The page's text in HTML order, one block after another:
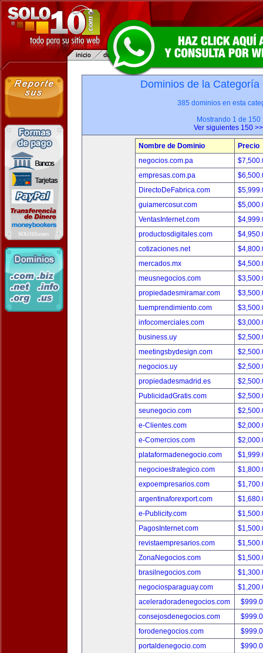
Dominios de la
385 dominios en esta
Mostrando 1 de 150
Ver siguientes 150 >>
Nombre de Dominio
Precio
negocios.com.pa
empresas.com.pa
DirectoDeFabrica.com
guiamercosur.com
VentasInternet.com
productosdigitales.com
cotizaciones.net
mercados.mx
meusnegocios.com
propiedadesmiramar.com
tuemprendimiento.com
infocomerciales.com
business.uy
meetingsbydesign.com
negocios.uy
propiedadesmadrid.es
PublicidadGratis.com
seunegocio.com
e-Clientes.com
e-Comercios.com
plataformadenegocio.com
negocioestrategico.com
expoempresarios.com
argentinaforexport.com
e-Publicity.com
PagosInternet.com
revistaempresarios.com
ZonaNegocios.com
brasilnegocios.com
negociosparaguay.com
aceleradoradenegocios.com
consejosdenegocios.com
forodenegocios.com
portaldenegocio.com